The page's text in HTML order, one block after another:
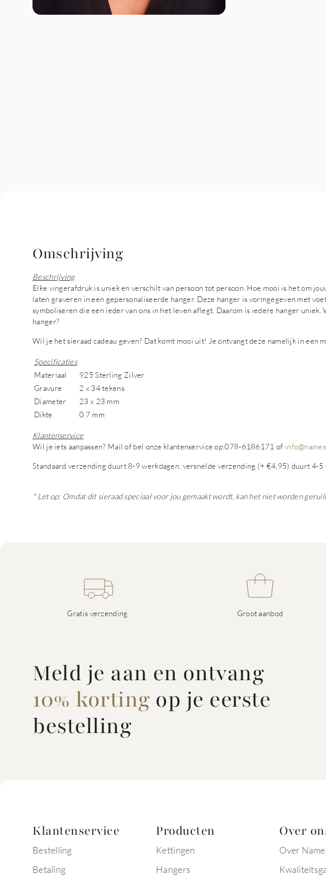
Omschrijving
Beschrijving
Elke vingerafdruk is uniek en verschilt van persoon tot persoon. Hoe mooi is het om
laten graveren in een gepersonaliseerde hanger. Deze hanger is vormgegeven met
symboliseren die een ieder van ons in het leven aflegt. Daarom is iedere hanger
hanger?
Wil je het sieraad cadeau geven? Dat komt mooi uit! Je ontvangt deze namelijk in een
Specificaties
Materiaal
925 Sterling Zilver
Gravure
2 x 34 tekens
Diameter
23 x 23 mm
Dikte
0,7 mm
Klantenservice
Wil je iets aanpassen? Mail of bel onze klantenservice op 078-6186171 of
Standaard verzending duurt 8-9 werkdagen, versnelde verzending (+ €4,95) duurt 4-5
* Let op: Omdat dit sieraad speciaal voor jou gemaakt wordt, kan het niet worden
Gratis verzending Groot aanbod
Meld je aan en ontvang
10% korting op je eerste
bestelling
Klantenservice
Bestelling
Betaling
Producten
Kettingen
Hangers
Over
Over